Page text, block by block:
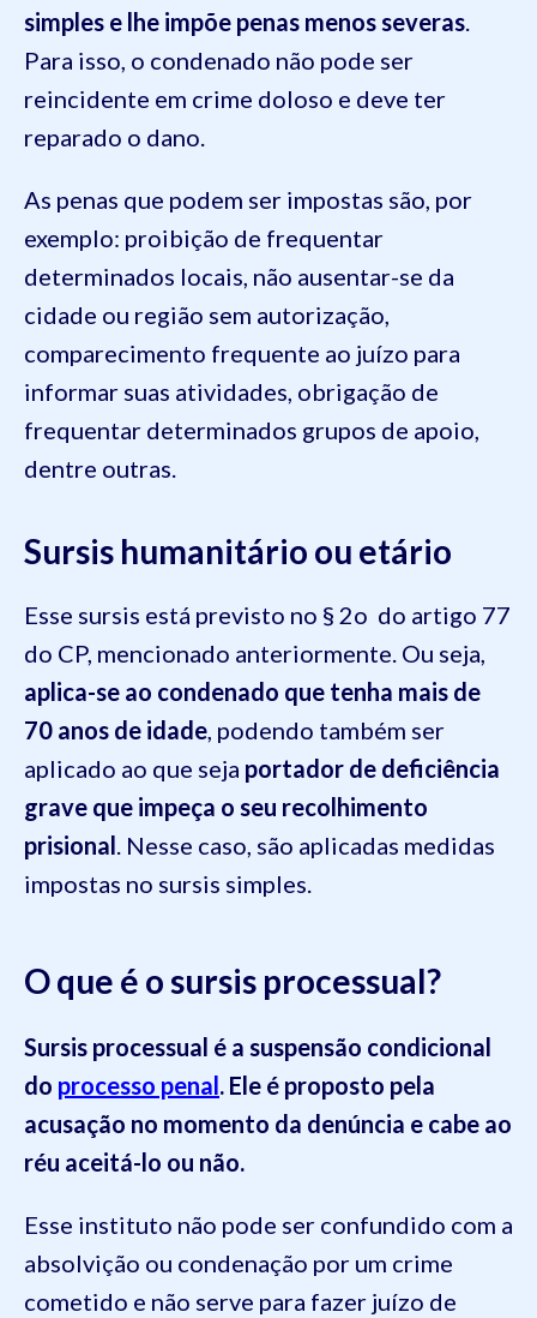
simples e lhe impõe penas menos severas.
Para isso, o condenado não pode ser
reincidente em crime doloso e deve ter
reparado o dano.
As penas que podem ser impostas são, por
exemplo: proibição de frequentar
determinados locais, não ausentar-se da
cidade ou região sem autorização,
comparecimento frequente ao juízo para
informar suas atividades, obrigação de
frequentar determinados grupos de apoio,
dentre outras.
Sursis humanitário ou etário
Esse sursis está previsto no § 2o do artigo 77
do CP, mencionado anteriormente. Ou seja,
aplica-se ao condenado que tenha mais de
70 anos de idade, podendo também ser
aplicado ao que seja portador de deficiência
grave que impeça o seu recolhimento
prisional. Nesse caso, são aplicadas medidas
impostas no sursis simples.
O que é o sursis processual?
Sursis processual é a suspensão condicional
do processo penal. Ele é proposto pela
acusação no momento da denúncia e cabe ao
réu aceitá-lo ou não.
Esse instituto não pode ser confundido com a
absolvição ou condenação por um crime
cometido e não serve para fazer juízo de